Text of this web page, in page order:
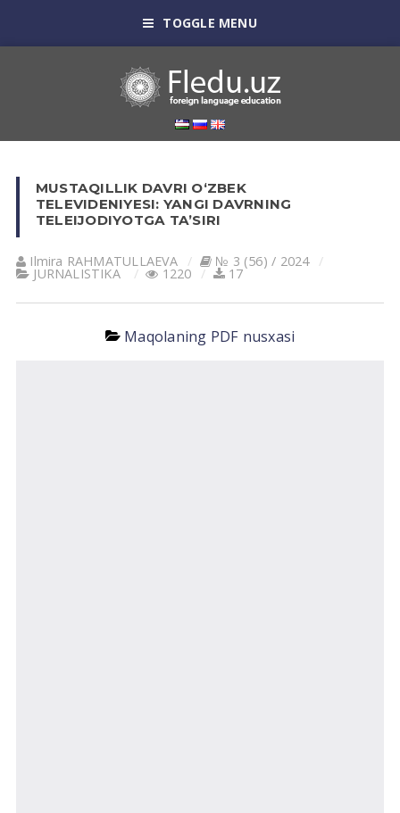
TOGGLE MENU
MUSTAQILLIK DAVRI O‘ZBEK
TELEVIDENIYESI: YANGI DAVRNING
TELEIJODIYOTGA TA’SIRI
Ilmira RAHMATULLAEVA № 3 (56) / 2024
JURNALISTIKA 1220 17
Maqolaning PDF nusxasi